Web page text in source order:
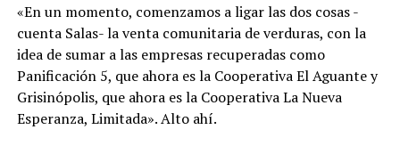
«En un momento, comenzamos a ligar las dos cosas -
cuenta Salas- la venta comunitaria de verduras, con la
idea de sumar a las empresas recuperadas como
Panificación 5, que ahora es la Cooperativa El Aguante y
Grisinópolis, que ahora es la Cooperativa La Nueva
Esperanza, Limitada». Alto ahí.